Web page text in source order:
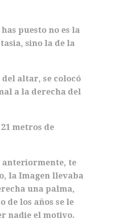
puesto no es la
sino la de la
altar, se colocó
a la derecha del
metros de
anteriormente, te
la Imagen llevaba
una palma,
de los años se le
nadie el motivo.